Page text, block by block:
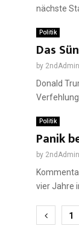
nächste
Politik
Das
by 2ndAdmin
Donald
Politik
Panik
by 2ndAdmin
vier Jahre
1